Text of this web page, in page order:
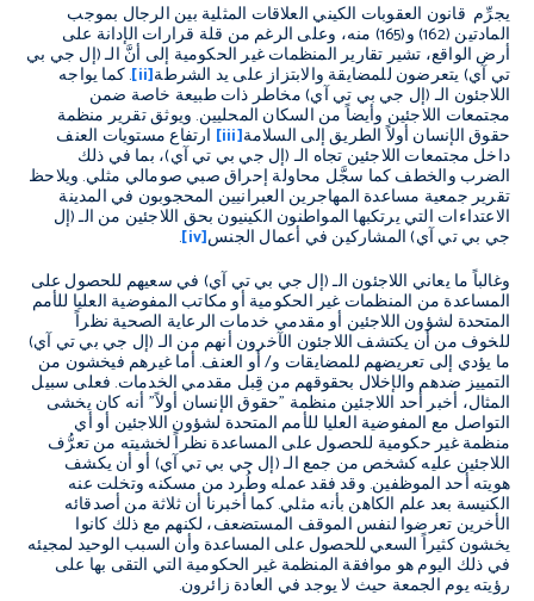
يجرِّم قانون العقوبات الكيني العلاقات المثلية بين الرجال بموجب
المادتين (162) و(165) منه، وعلى الرغم من قلة قرارات الإدانة على
أرض الواقع، تشير تقارير المنظمات غير الحكومية إلى أنَّ الـ (إل جي بي
تي آي) يتعرضون للمضايقة والابتزاز على يد الشرطة[ii]. كما يواجه
اللاجئون الـ (إل جي بي تي آي) مخاطر ذات طبيعة خاصة ضمن
مجتمعات اللاجئين وأيضاً من السكان المحليين. ويوثق تقرير منظمة
حقوق الإنسان أولاً الطريق إلى السلامة[iii] ارتفاع مستويات العنف
داخل مجتمعات اللاجئين تجاه الـ (إل جي بي تي آي)، بما في ذلك
الضرب والخطف كما سجَّل محاولة إحراق صبي صومالي مثلي. ويلاحظ
تقرير جمعية مساعدة المهاجرين العبرانيين المحجوبون في المدينة
الاعتداءات التي يرتكبها المواطنون الكينيون بحق اللاجئين من الـ (إل
جي بي تي آي) المشاركين في أعمال الجنس[iv]
.
وغالباً ما يعاني اللاجئون الـ (إل جي بي تي آي) في سعيهم للحصول على
المساعدة من المنظمات غير الحكومية أو مكاتب المفوضية العليا للأمم
المتحدة لشؤون اللاجئين أو مقدمي خدمات الرعاية الصحية نظراً
للخوف من أن يكتشف اللاجئون الآخرون أنهم من الـ (إل جي بي تي آي)
ما يؤدي إلى تعريضهم للمضايقات و/ أو العنف. أما غيرهم فيخشون من
التمييز ضدهم والإخلال بحقوقهم من قِبل مقدمي الخدمات. فعلى سبيل
المثال، أخبر أحد اللاجئين منظمة "حقوق الإنسان أولاً" أنه كان يخشى
التواصل مع المفوضية العليا للأمم المتحدة لشؤون اللاجئين أو أي
منظمة غير حكومية للحصول على المساعدة نظراً لخشيته من تعرُّف
اللاجئين عليه كشخص من جمع الـ (إل جي بي تي آي) أو أن يكشف
هويته أحد الموظفين. وقد فقد عمله وطُرد من مسكنه وتخلت عنه
الكنيسة بعد علم الكاهن بأنه مثلي. كما أخبرنا أن ثلاثة من أصدقائه
الأخرين تعرضوا لنفس الموقف المستضعف، لكنهم مع ذلك كانوا
يخشون كثيراً السعي للحصول على المساعدة وأن السبب الوحيد لمجيئه
في ذلك اليوم هو موافقة المنظمة غير الحكومية التي التقى بها على
رؤيته يوم الجمعة حيث لا يوجد في العادة زائرون.